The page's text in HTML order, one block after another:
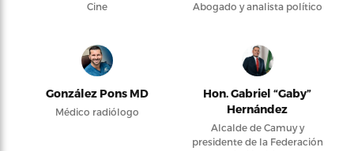
Cine Abogado y analista político
González Pons MD
Médico radiólogo
Hon. Gabriel “Gaby”
Hernández
Alcalde de Camuy y
presidente de la Federación